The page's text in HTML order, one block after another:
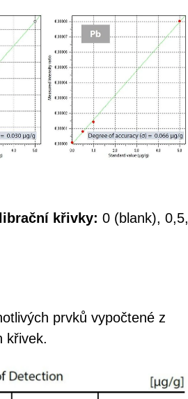
křivky: 0 (blank), 0,5,
prvků vypočtené z
křivek.